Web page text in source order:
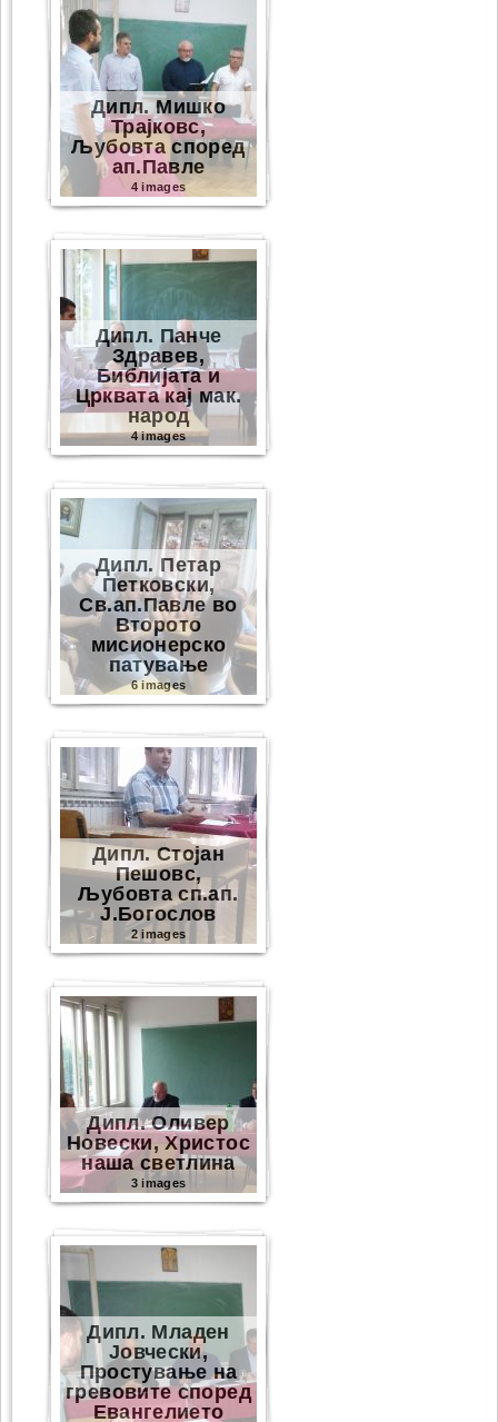
Дипл. Мишко
Трајковс,
Љубовта според
ап.Павле
4 images
Дипл. Панче
Здравев,
Библијата и
Црквата кај мак.
народ
4 images
Дипл. Петар
Петковски,
Св.ап.Павле во
Второто
мисионерско
патување
6 images
Дипл. Стојан
Пешовс,
Љубовта сп.ап.
Ј.Богослов
2 images
Дипл. Оливер
Новески, Христос
наша светлина
3 images
Дипл. Младен
Јовчески,
Простување на
гревовите според
Eвангелието